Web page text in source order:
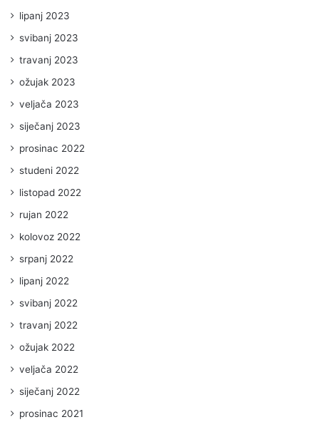
lipanj 2023
svibanj 2023
travanj 2023
ožujak 2023
veljača 2023
siječanj 2023
prosinac 2022
studeni 2022
listopad 2022
rujan 2022
kolovoz 2022
srpanj 2022
lipanj 2022
svibanj 2022
travanj 2022
ožujak 2022
veljača 2022
siječanj 2022
prosinac 2021